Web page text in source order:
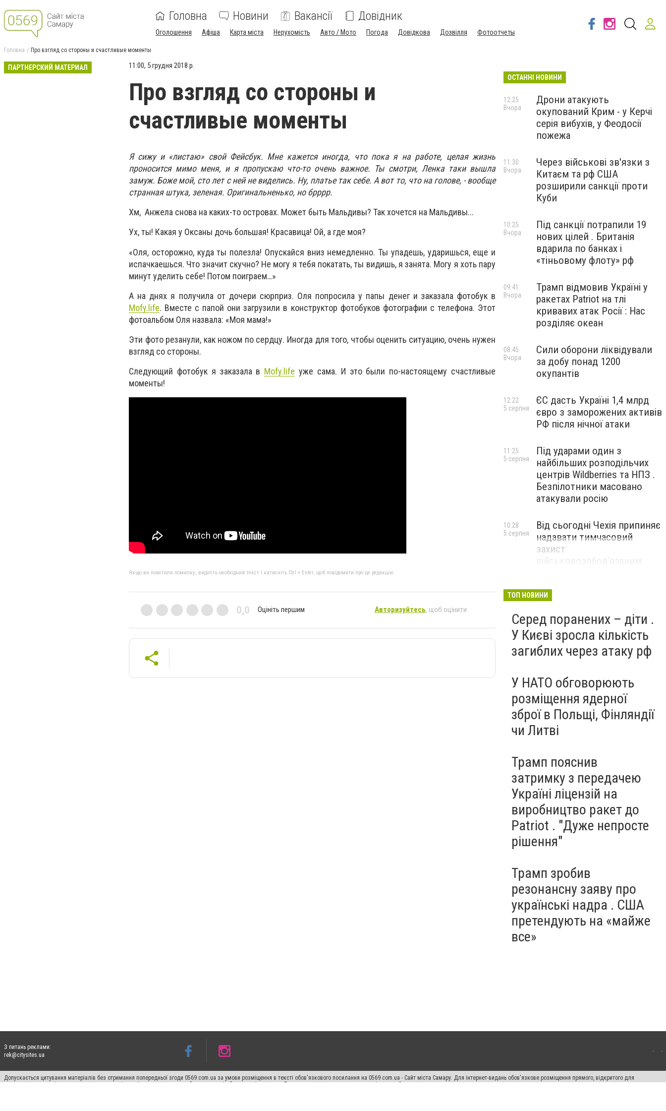
Головна Новини Вакансії Довідник
Оголошення Афіша Карта міста Нерухомість Авто / Мото Погода Довідкова Дозвілля Фотоотчеты
Головна Про взгляд со стороны и счастливые моменты
ПАРТНЕРСКИЙ МАТЕРИАЛ 11:00, 5 грудня 2018 р.
Про взгляд со стороны и
счастливые моменты
Я сижу и «листаю» свой Фейсбук. Мне кажется иногда, что пока я на работе, целая жизнь
проносится мимо меня, и я пропускаю что-то очень важное. Ты смотри, Ленка таки вышла
замуж. Боже мой, сто лет с ней не виделись. Ну, платье так себе. А вот то, что на голове, - вообще
странная штука, зеленая. Оригинальненько, но брррр.
Хм, Анжела снова на каких-то островах. Может быть Мальдивы? Так хочется на Мальдивы...
Ух, ты! Какая у Оксаны дочь большая! Красавица! Ой, а где моя?
«Оля, осторожно, куда ты полезла! Опускайся вниз немедленно. Ты упадешь, ударишься, еще и
испачкаешься. Что значит скучно? Не могу я тебя покатать, ты видишь, я занята. Могу я хоть пару
минут уделить себе! Потом поиграем…»
А на днях я получила от дочери сюрприз. Оля попросила у папы денег и заказала фотобук в
Mofy.life. Вместе с папой они загрузили в конструктор фотобуков фотографии с телефона. Этот
фотоальбом Оля назвала: «Моя мама!»
Эти фото резанули, как ножом по сердцу. Иногда для того, чтобы оценить ситуацию, очень нужен
взгляд со стороны.
Следующий фотобук я заказала в Mofy.life уже сама. И это были по-настоящему счастливые
моменты!
Якщо ви помітили помилку, виділіть необхідний текст і натисніть Ctrl + Enter, щоб повідомити про це редакцію
0,0 Оцініть першим Авторизуйтесь, щоб оцінити
ОСТАННІ НОВИНИ
Дрони атакують
окупований Крим - у Керчі
серія вибухів, у Феодосії
пожежа
12:25
Вчора
Через військові зв'язки з
Китаєм та рф США
розширили санкції проти
Куби
11:30
Вчора
Під санкції потрапили 19
нових цілей . Британія
вдарила по банках і
«тіньовому флоту» рф
10:25
Вчора
Трамп відмовив Україні у
ракетах Patriot на тлі
кривавих атак Росії : Нас
розділяє океан
09:41
Вчора
Сили оборони ліквідували
за добу понад 1200
окупантів
08:45
Вчора
ЄС дасть Україні 1,4 млрд
євро з заморожених активів
РФ після нічної атаки
12:22
5 серпня
Під ударами один з
найбільших розподільчих
центрів Wildberries та НПЗ .
Безпілотники масовано
атакували росію
11:25
5 серпня
Від сьогодні Чехія припиняє
надавати тимчасовий
захист
військовозобов’язаним
10:28
5 серпня
ТОП НОВИНИ
Серед поранених – діти .
У Києві зросла кількість
загиблих через атаку рф
У НАТО обговорюють
розміщення ядерної
зброї в Польщі, Фінляндії
чи Литві
Трамп пояснив
затримку з передачею
Україні ліцензій на
виробництво ракет до
Patriot . "Дуже непросте
рішення"
Трамп зробив
резонансну заяву про
українські надра . США
претендують на «майже
все»
З питань реклами:
rek@citysites.ua
Допускається цитування матеріалів без отримання попередньої згоди 0569.com.ua за умови розміщення в тексті обов'язкового посилання на 0569.com.ua - Сайт міста Самару. Для інтернет-видань обов'язкове розміщення прямого, відкритого для
пошукових систем гіперпосилання на цитовані статті не нижче другого абзацу в тексті або в якості джерела. Порушення виняткових прав переслідується Законом.